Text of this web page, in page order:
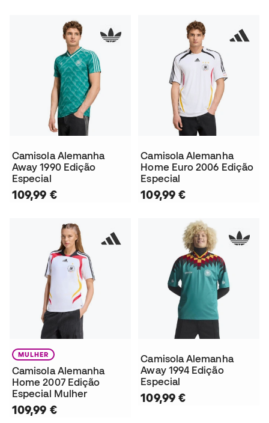
Camisola Alemanha
Away 1990 Edição
Especial
109,99 €
Camisola Alemanha
Home Euro 2006 Edição
Especial
109,99 €
MULHER
Camisola Alemanha
Home 2007 Edição
Especial Mulher
109,99 €
Camisola Alemanha
Away 1994 Edição
Especial
109,99 €